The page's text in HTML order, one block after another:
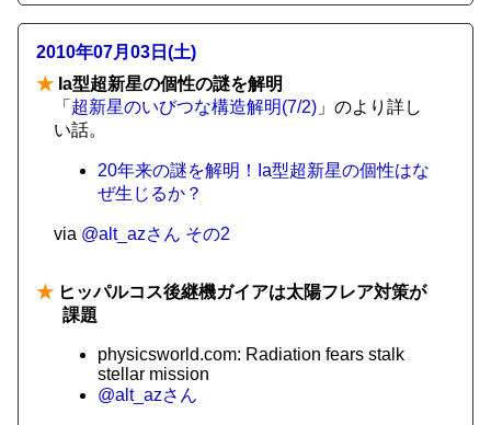
2010年07月03日(土)
★ Ia型超新星の個性の謎を解明
「 超新星のいびつな構造解明(7/2) 」のより詳し
い話。
20年来の謎を解明！Ia型超新星の個性はな
ぜ生じるか？
via @alt_azさん その2
★ ヒッパルコス後継機ガイアは太陽フレア対策が
課題
physicsworld.com: Radiation fears stalk
stellar mission
@alt_azさん